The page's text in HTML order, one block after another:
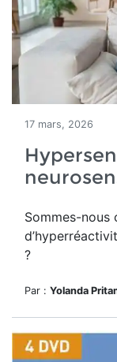
17 mars, 2026
Sommes-nous
?
Par : Yolanda